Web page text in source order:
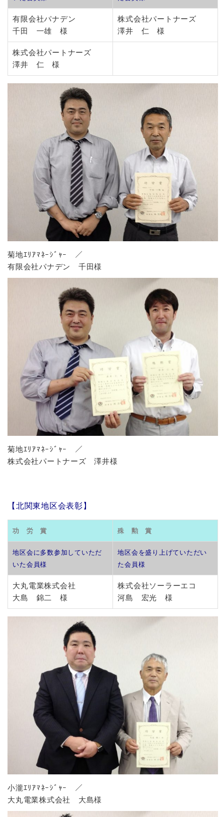
有限会社パナデン
千田 一雄 様
株式会社パートナーズ
澤井 仁 様
株式会社パートナーズ
澤井 仁 様
菊地ｴﾘｱﾏﾈｰｼﾞｬｰ ／
有限会社パナデン 千田様
菊地ｴﾘｱﾏﾈｰｼﾞｬｰ ／
株式会社パートナーズ 澤井様
【北関東地区会表彰】
功 労 賞 殊 勲 賞
地区会に多数参加していただ
いた会員様
地区会を盛り上げていただい
た会員様
大丸電業株式会社
大島 錦二 様
株式会社ソーラーエコ
河島 宏光 様
小瀧ｴﾘｱﾏﾈｰｼﾞｬｰ ／
大丸電業株式会社 大島様